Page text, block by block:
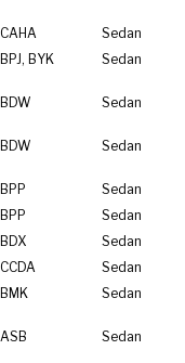
CAHA
Sedan
BPJ, BYK Sedan
BDW Sedan
BDW Sedan
BPP
Sedan
BPP
Sedan
BDX
Sedan
CCDA
Sedan
BMK Sedan
ASB Sedan